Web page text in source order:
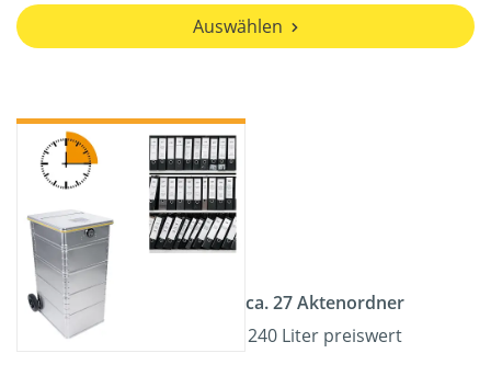
Auswählen
ca. 27 Aktenordner
240 Liter preiswert